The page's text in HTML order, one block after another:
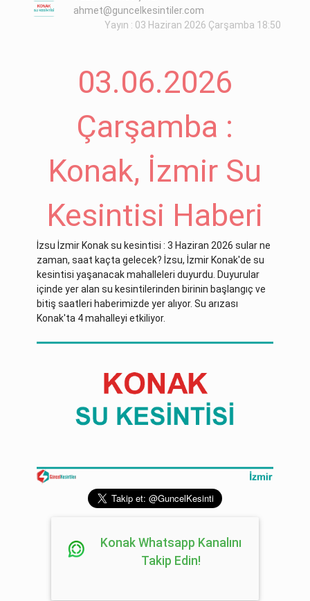
ahmet@guncelkesintiler.com
Yayın : 03 Haziran 2026 Çarşamba 18:50
03.06.2026
Çarşamba :
Konak, İzmir Su
Kesintisi Haberi
İzsu İzmir Konak su kesintisi : 3 Haziran 2026 sular ne
zaman, saat kaçta gelecek? İzsu, İzmir Konak'de su
kesintisi yaşanacak mahalleleri duyurdu. Duyurular
içinde yer alan su kesintilerinden birinin başlangıç ve
bitiş saatleri haberimizde yer alıyor. Su arızası
Konak'ta 4 mahalleyi etkiliyor.
Konak Whatsapp Kanalını
Takip Edin!